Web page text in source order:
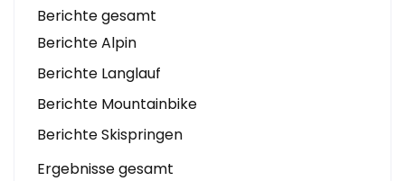
Berichte gesamt
Berichte Alpin
Berichte Langlauf
Berichte Mountainbike
Berichte Skispringen
Ergebnisse gesamt